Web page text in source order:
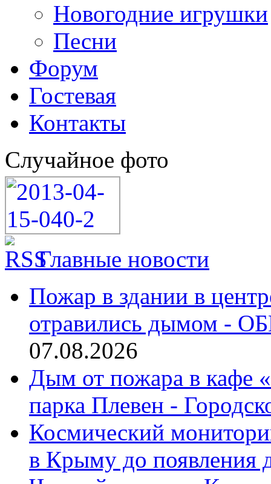
Новогодние игрушки
Песни
Форум
Гостевая
Контакты
Случайное фото
Главные новости
Пожар в здании в
отравились дымом -
07.08.2026
Дым от пожара в кафе
парка Плевен -
Космический
в Крыму до появления